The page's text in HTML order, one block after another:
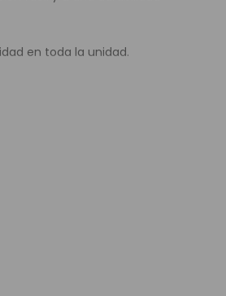
en toda la unidad.